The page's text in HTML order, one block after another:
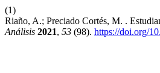
(1)
Riaño, A.; Preciado Cortés, M. .
Análisis 2021, 53 (98). https://doi.org/